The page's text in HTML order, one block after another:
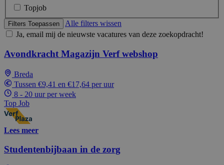
Topjob
Filters Toepassen
Alle filters wissen
Ja, email mij de nieuwste vacatures van deze zoekopdracht!
Avondkracht Magazijn Verf webshop
Breda
Tussen €9,41 en €17,64 per uur
8 - 20 uur per week
Top Job
Lees meer
Studentenbijbaan in de zorg